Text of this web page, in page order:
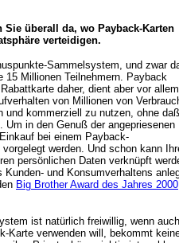
Sie überall da, wo Payback-Karten
verteidigen.
Sammelsystem, und zwar
15 Millionen Teilnehmern. Payback
daher, dient aber vor
von Millionen von
und kommerziell zu nutzen, ohne
Um in den Genuß der angepriesenen
bei einem Payback-
werden. Und schon kann
persönlichen Daten verknüpft
und Konsumverhaltens
Big Brother Award des Jahres 2000
ist natürlich freiwillig, wenn
Karte verwenden will, bekommt